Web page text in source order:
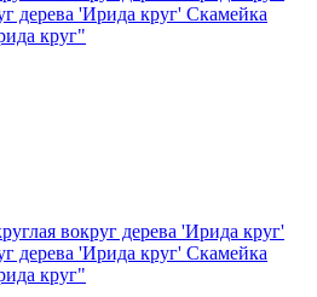
Скамейка
круг"
Скамейка
круг"